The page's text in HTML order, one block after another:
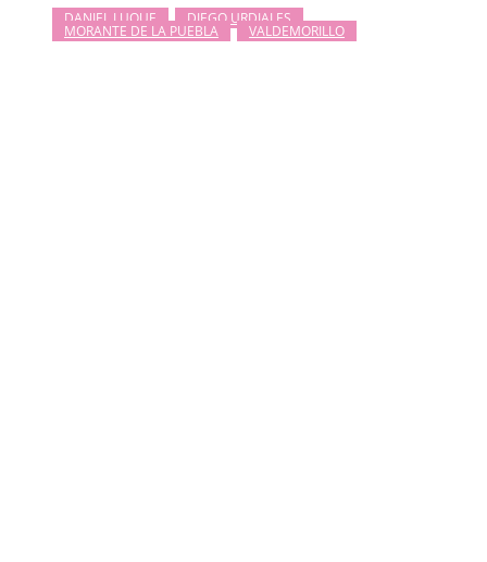
DANIEL LUQUE DIEGO URDIALES
MORANTE DE LA PUEBLA VALDEMORILLO